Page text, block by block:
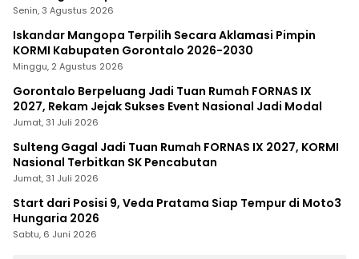
Senin, 3 Agustus 2026
Iskandar Mangopa Terpilih Secara Aklamasi Pimpin
KORMI Kabupaten Gorontalo 2026-2030
Minggu, 2 Agustus 2026
Gorontalo Berpeluang Jadi Tuan Rumah FORNAS IX
2027, Rekam Jejak Sukses Event Nasional Jadi Modal
Jumat, 31 Juli 2026
Sulteng Gagal Jadi Tuan Rumah FORNAS IX 2027, KORMI
Nasional Terbitkan SK Pencabutan
Jumat, 31 Juli 2026
Start dari Posisi 9, Veda Pratama Siap Tempur di Moto3
Hungaria 2026
Sabtu, 6 Juni 2026